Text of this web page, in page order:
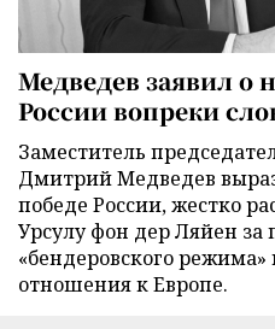
Медведев заявил о
России вопреки
Заместитель
Дмитрий Медведев
победе России, жестко
Урсулу фон дер Ляйен за
«бендеровского режима»
отношения к Европе.